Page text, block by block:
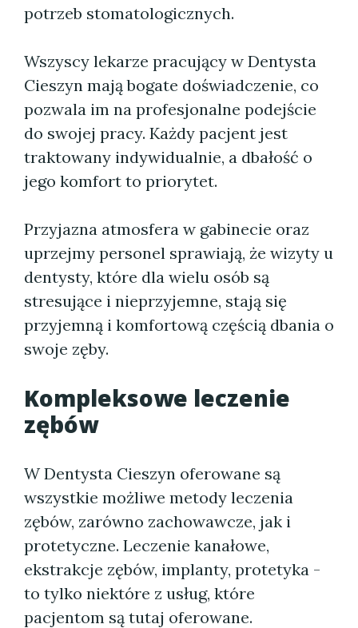
potrzeb stomatologicznych.
Wszyscy lekarze pracujący w Dentysta
Cieszyn mają bogate doświadczenie, co
pozwala im na profesjonalne podejście
do swojej pracy. Każdy pacjent jest
traktowany indywidualnie, a dbałość o
jego komfort to priorytet.
Przyjazna atmosfera w gabinecie oraz
uprzejmy personel sprawiają, że wizyty u
dentysty, które dla wielu osób są
stresujące i nieprzyjemne, stają się
przyjemną i komfortową częścią dbania o
swoje zęby.
Kompleksowe leczenie
zębów
W Dentysta Cieszyn oferowane są
wszystkie możliwe metody leczenia
zębów, zarówno zachowawcze, jak i
protetyczne. Leczenie kanałowe,
ekstrakcje zębów, implanty, protetyka -
to tylko niektóre z usług, które
pacjentom są tutaj oferowane.